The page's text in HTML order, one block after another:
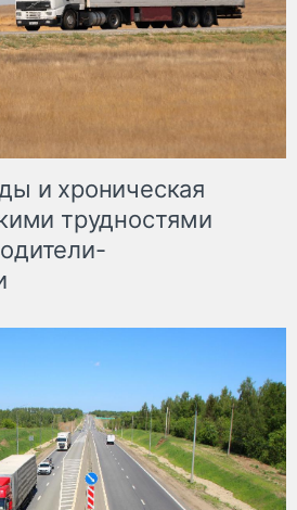
и хроническая
трудностями